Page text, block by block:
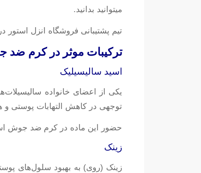
میتوانید بدانید.
تیم پشتیبانی فروشگاه انزل استور
ترکیبات موثر در کرم
اسید سالیسیلیک
یکی از اعضای خانواده
توجهی در کاهش التهابات پوستی
حضور این ماده در کرم ضد جوش
زینک
زینک (روی) به بهبود سلول‌های